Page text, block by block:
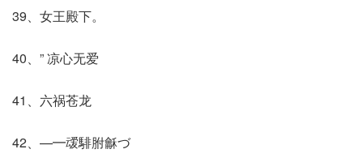
39、女王殿下。
40、” 凉心无爱
41、六祸苍龙
42、—━叆騑胕龢づ